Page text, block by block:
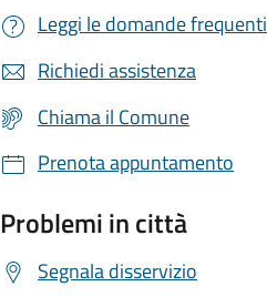
Leggi le domande frequenti
Richiedi assistenza
Chiama il Comune
Prenota appuntamento
Problemi in città
Segnala disservizio